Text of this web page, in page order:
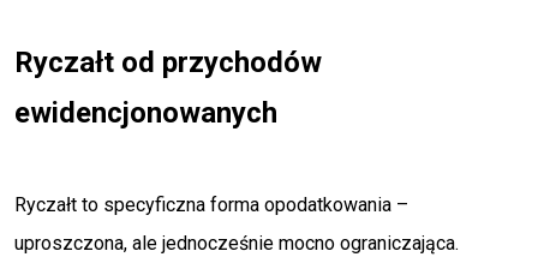
Ryczałt od przychodów
ewidencjonowanych
Ryczałt to specyficzna forma opodatkowania –
uproszczona, ale jednocześnie mocno ograniczająca.